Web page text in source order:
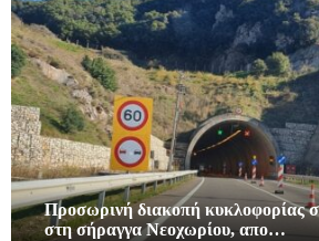
Προσωρινή διακοπή κυκλοφορίας
στη σήραγγα Νεοχωρίου, απο…